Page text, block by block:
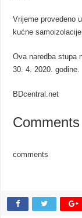
Vrijeme provedeno
kućne
Ova naredba stupa
30. 4. 2020. godine.
BDcentral.net
Comments
comments